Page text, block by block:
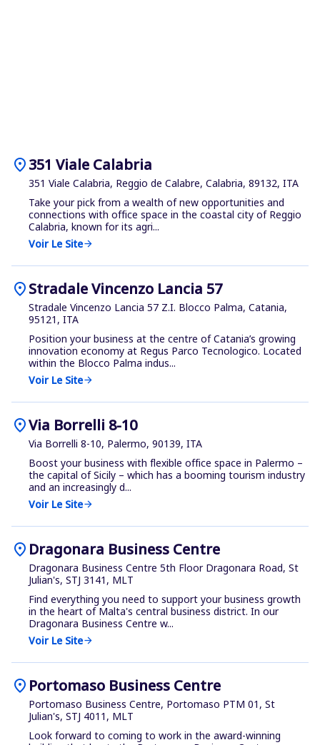
location_on351 Viale Calabria
351 Viale Calabria, Reggio de Calabre, Calabria, 89132, ITA
Take your pick from a wealth of new opportunities and
connections with office space in the coastal city of Reggio
Calabria, known for its agri...
Voir Le Sitearrow_forward
location_onStradale Vincenzo Lancia 57
Stradale Vincenzo Lancia 57 Z.I. Blocco Palma, Catania,
95121, ITA
Position your business at the centre of Catania’s growing
innovation economy at Regus Parco Tecnologico. Located
within the Blocco Palma indus...
Voir Le Sitearrow_forward
location_onVia Borrelli 8-10
Via Borrelli 8-10, Palermo, 90139, ITA
Boost your business with flexible office space in Palermo –
the capital of Sicily – which has a booming tourism industry
and an increasingly d...
Voir Le Sitearrow_forward
location_on Dragonara Business Centre
Dragonara Business Centre 5th Floor Dragonara Road, St
Julian's, STJ 3141, MLT
Find everything you need to support your business growth
in the heart of Malta's central business district. In our
Dragonara Business Centre w...
Voir Le Sitearrow_forward
location_on Portomaso Business Centre
Portomaso Business Centre, Portomaso PTM 01, St
Julian's, STJ 4011, MLT
Look forward to coming to work in the award-winning